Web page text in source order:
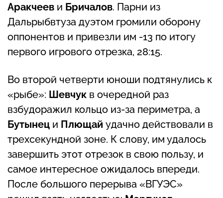
Аракчеев и Бричалов. Парни из
Дальрыбвтуза дуэтом громили оборону
оппонентов и привезли им -13 по итогу
первого игрового отрезка, 28:15.
Во второй четверти юноши подтянулись к
«рыбе»: Шевчук в очередной раз
взбудоражил кольцо из-за периметра, а
Бутынец и Плющай удачно действовали в
трехсекундной зоне. К слову, им удалось
завершить этот отрезок в свою пользу, и
самое интересное ожидалось впереди.
После большого перерыва «ВГУЭС»